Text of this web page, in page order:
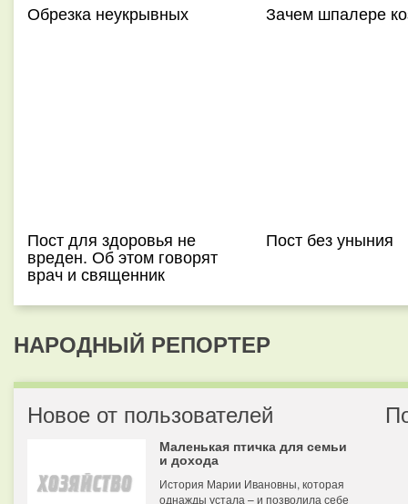
Обрезка неукрывных Зачем шпалере
Пост для здоровья не
вреден. Об этом говорят
врач и священник
Пост без уныния
НАРОДНЫЙ РЕПОРТЕР
Новое от пользователей
Маленькая птичка для семьи
и дохода
История Марии Ивановны, которая
однажды устала – и позволила себе